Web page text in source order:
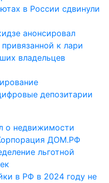
в России сдвинули
анонсировал
к лари
владельцев
депозитарии
ДОМ.РФ
льготной
в РФ в 2024 году не